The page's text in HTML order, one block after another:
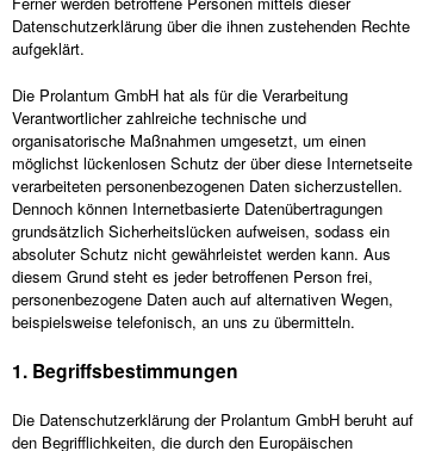
Datenschutzerklärung über die ihnen zustehenden Rechte
aufgeklärt.
Die Prolantum GmbH hat als für die Verarbeitung
Verantwortlicher zahlreiche technische und
organisatorische Maßnahmen umgesetzt, um einen
möglichst lückenlosen Schutz der über diese Internetseite
verarbeiteten personenbezogenen Daten sicherzustellen.
Dennoch können Internetbasierte Datenübertragungen
grundsätzlich Sicherheitslücken aufweisen, sodass ein
absoluter Schutz nicht gewährleistet werden kann. Aus
diesem Grund steht es jeder betroffenen Person frei,
personenbezogene Daten auch auf alternativen Wegen,
beispielsweise telefonisch, an uns zu übermitteln.
1. Begriffsbestimmungen
Die Datenschutzerklärung der Prolantum GmbH beruht auf
den Begrifflichkeiten, die durch den Europäischen